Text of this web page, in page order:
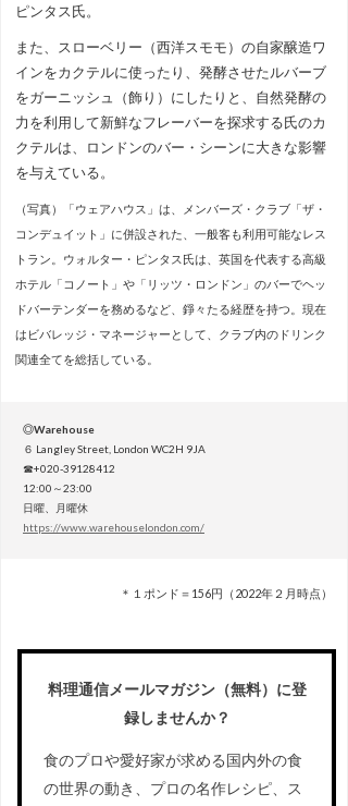
ピンタス氏。
また、スローベリー（西洋スモモ）の自家醸造ワ
インをカクテルに使ったり、発酵させたルバーブ
をガーニッシュ（飾り）にしたりと、自然発酵の
力を利用して新鮮なフレーバーを探求する氏のカ
クテルは、ロンドンのバー・シーンに大きな影響
を与えている。
（写真）「ウェアハウス」は、メンバーズ・クラブ「ザ・
コンデュイット」に併設された、一般客も利用可能なレス
トラン。ウォルター・ピンタス氏は、英国を代表する高級
ホテル「コノート」や「リッツ・ロンドン」のバーでヘッ
ドバーテンダーを務めるなど、錚々たる経歴を持つ。現在
はビバレッジ・マネージャーとして、クラブ内のドリンク
関連全てを総括している。
◎Warehouse
６ Langley Street, London WC2H 9JA
☎+020-39128412
12:00～23:00
日曜、月曜休
https://www.warehouselondon.com/
＊１ポンド＝156円（2022年２月時点）
料理通信メールマガジン（無料）に登
録しませんか？
食のプロや愛好家が求める国内外の食
の世界の動き、プロの名作レシピ、ス